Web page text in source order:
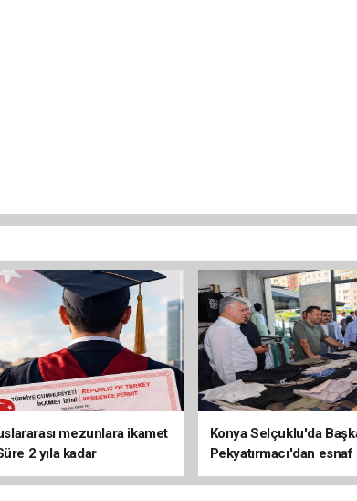
mezunlara ikamet
2 yıla kadar
Konya Selçuklu'da
Pekyatırmacı'dan